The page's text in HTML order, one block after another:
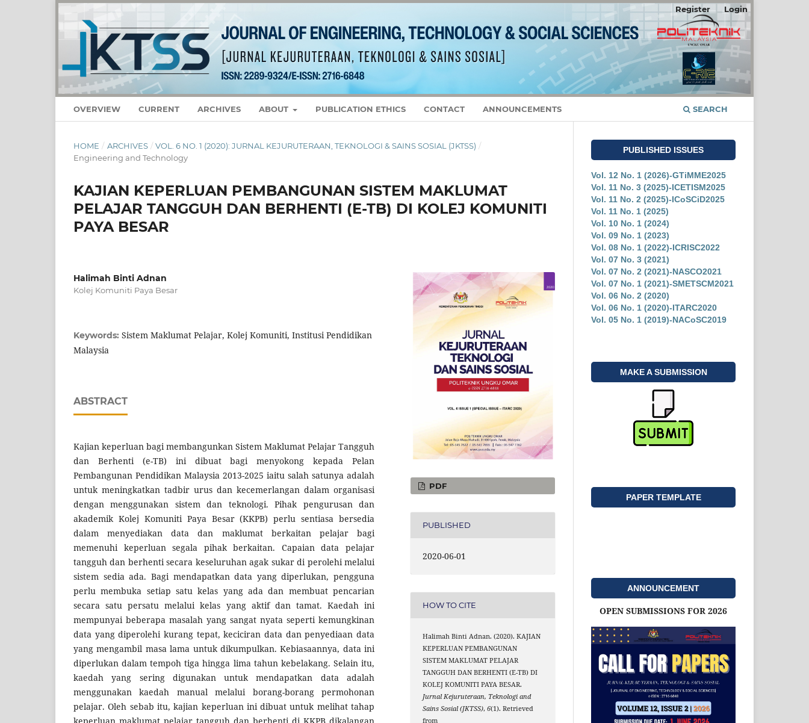
OVERVIEW CURRENT ARCHIVES ABOUT PUBLICATION ETHICS CONTACT ANNOUNCEMENTS SEARCH
Register Login
HOME / ARCHIVES / VOL. 6 NO. 1 (2020): JURNAL KEJURUTERAAN, TEKNOLOGI & SAINS SOSIAL (JKTSS) /
Engineering and Technology
KAJIAN KEPERLUAN PEMBANGUNAN SISTEM MAKLUMAT
PELAJAR TANGGUH DAN BERHENTI (E-TB) DI KOLEJ KOMUNITI
PAYA BESAR
Halimah Binti Adnan
Kolej Komuniti Paya Besar
Keywords: Sistem Maklumat Pelajar, Kolej Komuniti, Institusi Pendidikan
Malaysia
ABSTRACT
Kajian keperluan bagi membangunkan Sistem Maklumat Pelajar Tangguh
dan Berhenti (e-TB) ini dibuat bagi menyokong kepada Pelan
Pembangunan Pendidikan Malaysia 2013-2025 iaitu salah satunya adalah
untuk meningkatkan tadbir urus dan kecemerlangan dalam organisasi
dengan menggunakan sistem dan teknologi. Pihak pengurusan dan
akademik Kolej Komuniti Paya Besar (KKPB) perlu sentiasa bersedia
dalam menyediakan data dan maklumat berkaitan pelajar bagi
memenuhi keperluan segala pihak berkaitan. Capaian data pelajar
tangguh dan berhenti secara keseluruhan agak sukar di perolehi melalui
sistem sedia ada. Bagi mendapatkan data yang diperlukan, pengguna
perlu membuka setiap satu kelas yang ada dan membuat pencarian
secara satu persatu melalui kelas yang aktif dan tamat. Kaedah ini
mempunyai beberapa masalah yang sangat nyata seperti kemungkinan
data yang diperolehi kurang tepat, keciciran data dan penyediaan data
yang mengambil masa lama untuk dikumpulkan. Kebiasaannya, data ini
diperlukan dalam tempoh tiga hingga lima tahun kebelakang. Selain itu,
kaedah yang sering digunakan untuk mendapatkan data adalah
menggunakan kaedah manual melalui borang-borang permohonan
pelajar. Oleh sebab itu, kajian keperluan ini dibuat untuk melihat tahap
PDF
PUBLISHED
2020-06-01
HOW TO CITE
Halimah Binti Adnan. (2020). KAJIAN
KEPERLUAN PEMBANGUNAN
SISTEM MAKLUMAT PELAJAR
TANGGUH DAN BERHENTI (E-TB) DI
KOLEJ KOMUNITI PAYA BESAR.
Jurnal Kejuruteraan, Teknologi and
Sains Sosial (JKTSS),6(1). Retrieved
from
PUBLISHED ISSUES
Vol. 12 No. 1 (2026)-GTiMME2025
Vol. 11 No. 3 (2025)-ICETISM2025
Vol. 11 No. 2 (2025)-ICoSCiD2025
Vol. 11 No. 1 (2025)
Vol. 10 No. 1 (2024)
Vol. 09 No. 1 (2023)
Vol. 08 No. 1 (2022)-ICRISC2022
Vol. 07 No. 3 (2021)
Vol. 07 No. 2 (2021)-NASCO2021
Vol. 07 No. 1 (2021)-SMETSCM2021
Vol. 06 No. 2 (2020)
Vol. 06 No. 1 (2020)-ITARC2020
Vol. 05 No. 1 (2019)-NACoSC2019
MAKE A SUBMISSION
PAPER TEMPLATE
ANNOUNCEMENT
OPEN SUBMISSIONS FOR 2026